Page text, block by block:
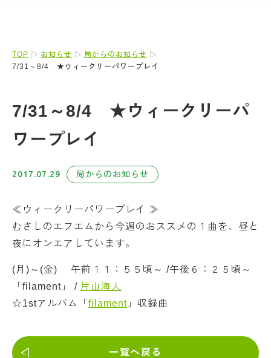
TOP お知らせ
局からのお知らせ
7/31～8/4 ★ウィークリーパワープレイ
7/31～8/4 ★ウィークリーパ
ワープレイ
2017.07.29 局からのお知らせ
≪ウィークリーパワープレイ ≫
むさしのエフエムから今週のおススメの１曲を、昼と
夜にオンエアしています。
(月)～(金) 午前１１：５５頃～ /午後６：２５頃～
「filament」 / 片山海人
☆1stアルバム「 filament 」収録曲
一覧へ戻る